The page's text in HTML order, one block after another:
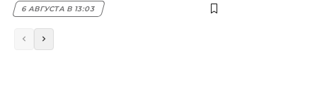
6 АВГУСТА В 13:03